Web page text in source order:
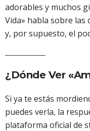
adorables y muchos
Vida» habla sobre las
y, por supuesto, el
¿Dónde Ver
Si ya te estás
puedes verla, la
plataforma oficial de